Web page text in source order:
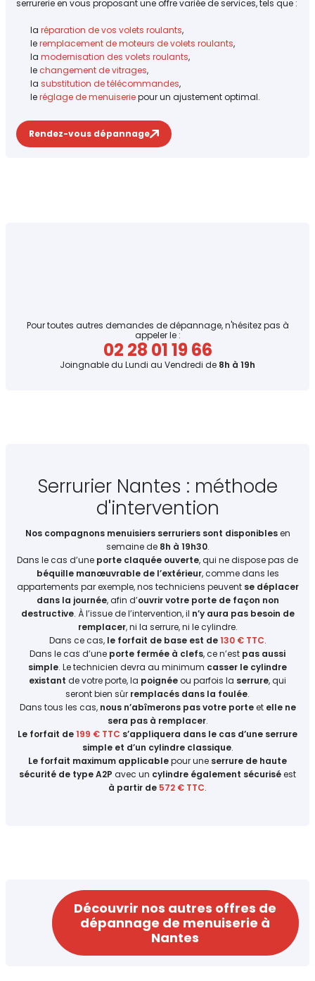
serrurerie en vous proposant une offre variée de services, tels que :
la réparation de vos volets roulants,
leremplacement de moteurs de volets roulants,
la modernisation des volets roulants,
lechangement de vitrages,
la substitution de télécommandes,
leréglage de menuiseriepour un ajustement optimal.
Rendez-vous dépannage
Pour toutes autres demandes de dépannage, n'hésitez pas à
appeler le :
02 28 01 19 66
Joingnable du Lundi au Vendredi de 8h à 19h
Serrurier Nantes : méthode
d'intervention
Nos compagnons menuisiers serruriers sont disponiblesen
semaine de 8h à 19h30.
Dans le cas d’une porte claquée ouverte, qui ne dispose pas de
béquille manœuvrable de l’extérieur, comme dans les
appartements par exemple, nos techniciens peuvent se déplacer
dans la journée, afin d’ouvrir votre porte de façon non
destructive. À l’issue de l’intervention, il n’y aura pas besoin de
remplacer, ni la serrure, ni le cylindre.
Dans ce cas, le forfait de base est de 130 € TTC.
Dans le cas d’une porte fermée à clefs, ce n’est pas aussi
simple. Le technicien devra au minimum casser le cylindre
existant de votre porte, la poignéeou parfois la serrure, qui
seront bien sûr remplacés dans la foulée.
Dans tous les cas, nous n’abîmerons pas votre porteet elle ne
sera pas à remplacer.
Le forfait de199 € TTC s’appliquera dans le cas d’une serrure
simple et d’un cylindre classique.
Le forfait maximum applicablepour une serrure de haute
sécurité de type A2P avec un cylindre également sécuriséest
à partir de 572 € TTC.
Découvrir nos autres offres de
dépannage de menuiserie à
Nantes